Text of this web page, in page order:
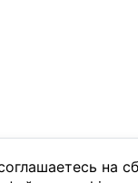
на